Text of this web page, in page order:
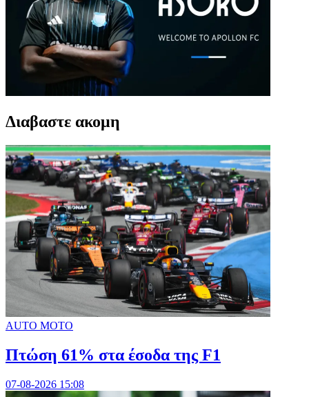
Διαβαστε ακομη
AUTO MOTO
Πτώση 61% στα έσοδα της F1
07-08-2026 15:08